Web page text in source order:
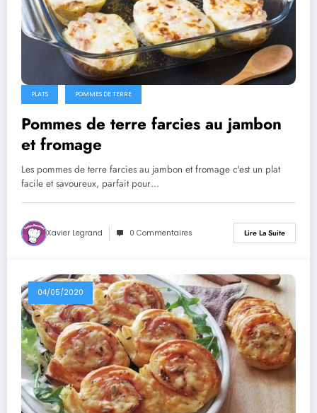
PLATS POMMES DE TERRE
Pommes de terre farcies au jambon
et fromage
Les pommes de terre farcies au jambon et fromage c'est un plat
facile et savoureux, parfait pour…
Xavier Legrand 0 Commentaires Lire La Suite
04/05/2020